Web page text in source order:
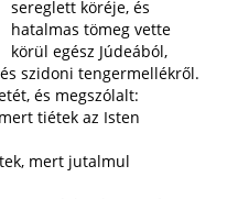
sereglett köréje, és
hatalmas tömeg vette
körül egész Júdeából,
szidoni tengermellékről.
és megszólalt:
tiétek az Isten
mert jutalmul